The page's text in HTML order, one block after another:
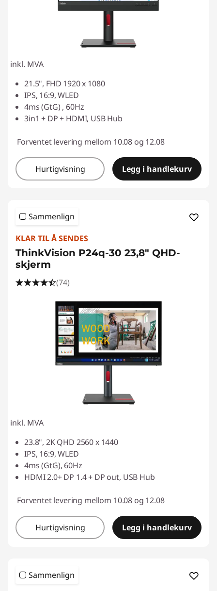
inkl. MVA
21.5", FHD 1920 x 1080
IPS, 16:9, WLED
4ms (GtG) , 60Hz
3in1 + DP + HDMI, USB Hub
Forventet levering mellom 10.08 og 12.08
Hurtigvisning Legg i handlekurv
Sammenlign
KLAR TIL Å SENDES
ThinkVision P24q-30 23,8" QHD-
skjerm
(74)
inkl. MVA
23.8", 2K QHD 2560 x 1440
IPS, 16:9, WLED
4ms (GtG), 60Hz
HDMI 2.0+ DP 1.4 + DP out, USB Hub
Forventet levering mellom 10.08 og 12.08
Hurtigvisning Legg i handlekurv
Sammenlign